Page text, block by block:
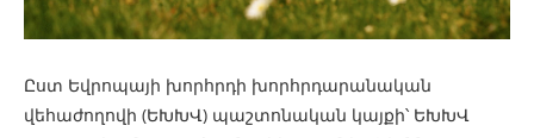
Ըստ Եվրոպայի խորհրդի խորհրդարանական
վեհաժողովի (ԵԽԽՎ) պաշտոնական կայքի՝ ԵԽԽՎ